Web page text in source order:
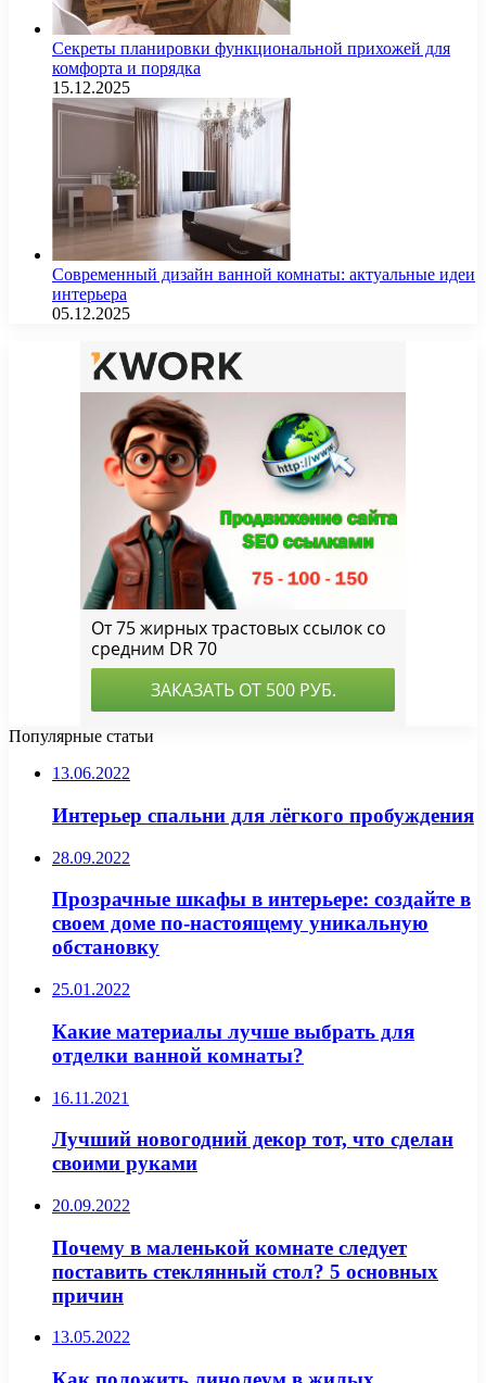
Секреты планировки функциональной прихожей для
комфорта и порядка
15.12.2025
Современный дизайн ванной комнаты: актуальные идеи
интерьера
05.12.2025
Популярные статьи
13.06.2022
Интерьер спальни для лёгкого пробуждения
28.09.2022
Прозрачные шкафы в интерьере: создайте в
своем доме по-настоящему уникальную
обстановку
25.01.2022
Какие материалы лучше выбрать для
отделки ванной комнаты?
16.11.2021
Лучший новогодний декор тот, что сделан
своими руками
20.09.2022
Почему в маленькой комнате следует
поставить стеклянный стол? 5 основных
причин
13.05.2022